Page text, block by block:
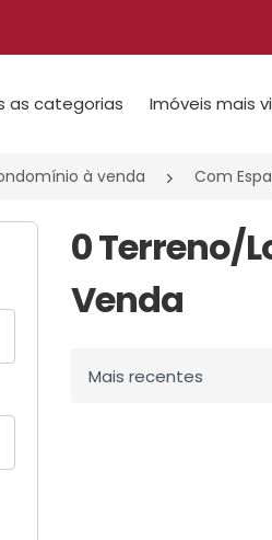
as categorias Imóveis mais
à venda Com
0 Terreno/
Venda
Ordenar por